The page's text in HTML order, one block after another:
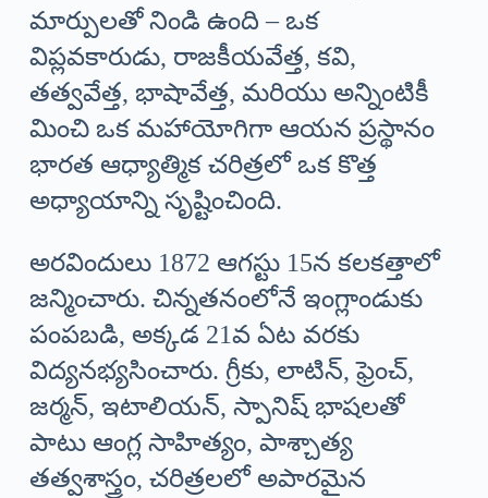
మార్పులతో నిండి ఉంది – ఒక
విప్లవకారుడు, రాజకీయవేత్త, కవి,
తత్వవేత్త, భాషావేత్త, మరియు అన్నింటికీ
మించి ఒక మహాయోగిగా ఆయన ప్రస్థానం
భారత ఆధ్యాత్మిక చరిత్రలో ఒక కొత్త
అధ్యాయాన్ని సృష్టించింది.
అరవిందులు 1872 ఆగస్టు 15న కలకత్తాలో
జన్మించారు. చిన్నతనంలోనే ఇంగ్లాండుకు
పంపబడి, అక్కడ 21వ ఏట వరకు
విద్యనభ్యసించారు. గ్రీకు, లాటిన్, ఫ్రెంచ్,
జర్మన్, ఇటాలియన్, స్పానిష్ భాషలతో
పాటు ఆంగ్ల సాహిత్యం, పాశ్చాత్య
తత్వశాస్త్రం, చరిత్రలలో అపారమైన